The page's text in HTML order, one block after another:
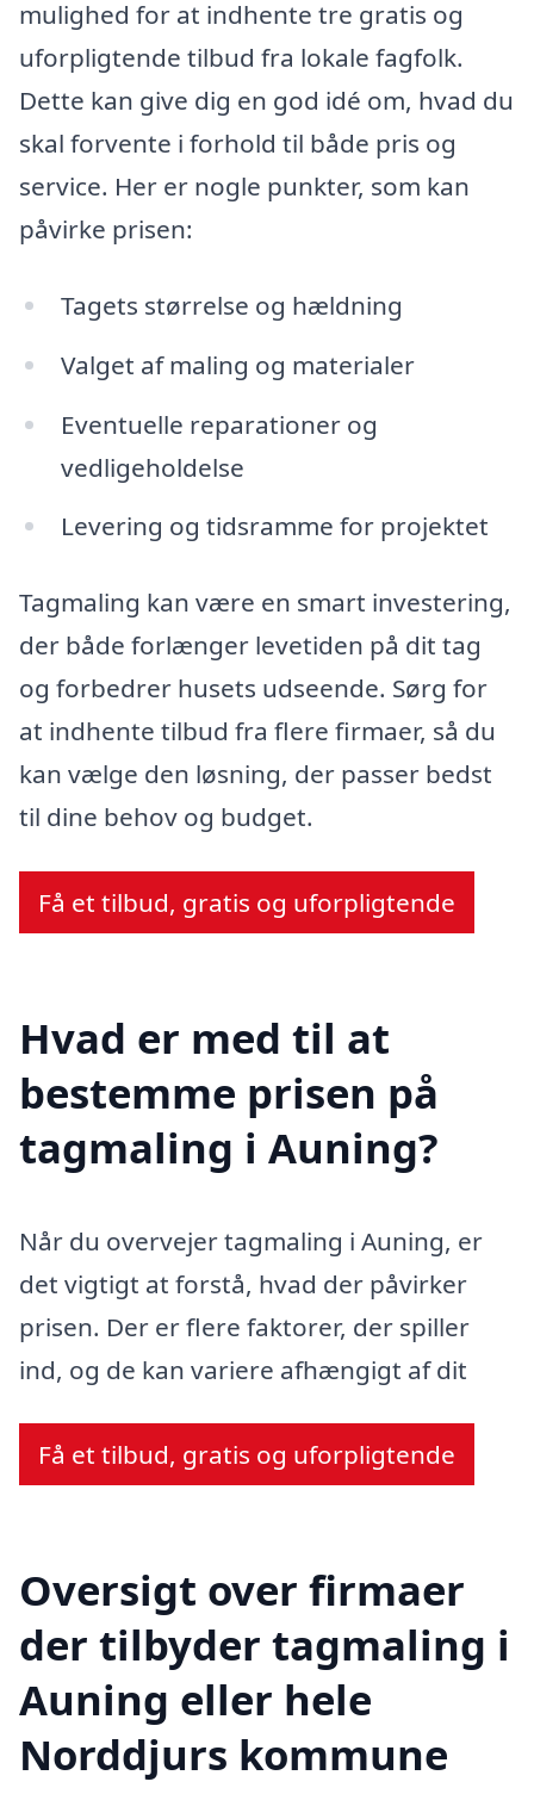
mulighed for at indhente tre gratis og
uforpligtende tilbud fra lokale fagfolk.
Dette kan give dig en god idé om, hvad du
skal forvente i forhold til både pris og
service. Her er nogle punkter, som kan
påvirke prisen:
Tagets størrelse og hældning
Valget af maling og materialer
Eventuelle reparationer og
vedligeholdelse
Levering og tidsramme for projektet
Tagmaling kan være en smart investering,
der både forlænger levetiden på dit tag
og forbedrer husets udseende. Sørg for
at indhente tilbud fra flere firmaer, så du
kan vælge den løsning, der passer bedst
til dine behov og budget.
Få et tilbud, gratis og uforpligtende
Hvad er med til at
bestemme prisen på
tagmaling i Auning?
Når du overvejer tagmaling i Auning, er
det vigtigt at forstå, hvad der påvirker
prisen. Der er flere faktorer, der spiller
ind, og de kan variere afhængigt af dit
Få et tilbud, gratis og uforpligtende
Oversigt over firmaer
der tilbyder tagmaling i
Auning eller hele
Norddjurs kommune